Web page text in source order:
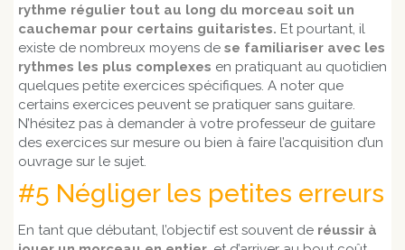
rythme régulier tout au long du morceau soit un
cauchemar pour certains guitaristes. Et pourtant, il
existe de nombreux moyens de se familiariser avec les
rythmes les plus complexes en pratiquant au quotidien
quelques petite exercices spécifiques. A noter que
certains exercices peuvent se pratiquer sans guitare.
N’hésitez pas à demander à votre professeur de guitare
des exercices sur mesure ou bien à faire l’acquisition d’un
ouvrage sur le sujet.
#5 Négliger les petites erreurs
En tant que débutant, l’objectif est souvent de réussir à